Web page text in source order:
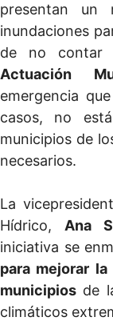
presentan
inundaciones
de no contar
Actuación
emergencia
casos, no
municipios de
necesarios.
La
Hídrico, Ana
iniciativa se
para mejorar
municipios de
climáticos